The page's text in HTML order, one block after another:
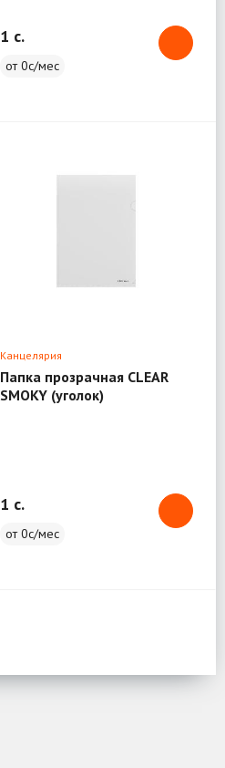
1 c.
от 0с/мес
Канцелярия
Папка прозрачная CLEAR
SMOKY (уголок)
1 c.
от 0с/мес